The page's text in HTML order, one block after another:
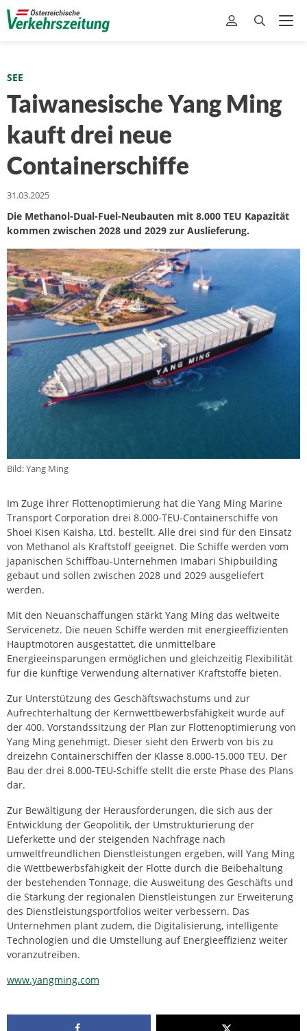
SEE
Taiwanesische Yang Ming
kauft drei neue
Containerschiffe
31.03.2025
Die Methanol-Dual-Fuel-Neubauten mit 8.000 TEU Kapazität
kommen zwischen 2028 und 2029 zur Auslieferung.
Bild: Yang Ming
Im Zuge ihrer Flottenoptimierung hat die Yang Ming Marine
Transport Corporation drei 8.000-TEU-Containerschiffe von
Shoei Kisen Kaisha, Ltd. bestellt. Alle drei sind für den Einsatz
von Methanol als Kraftstoff geeignet. Die Schiffe werden vom
japanischen Schiffbau-Unternehmen Imabari Shipbuilding
gebaut und sollen zwischen 2028 und 2029 ausgeliefert
werden.
Mit den Neuanschaffungen stärkt Yang Ming das weltweite
Servicenetz. Die neuen Schiffe werden mit energieeffizienten
Hauptmotoren ausgestattet, die unmittelbare
Energieeinsparungen ermöglichen und gleichzeitig Flexibilität
für die künftige Verwendung alternativer Kraftstoffe bieten.
Zur Unterstützung des Geschäftswachstums und zur
Aufrechterhaltung der Kernwettbewerbsfähigkeit wurde auf
der 400. Vorstandssitzung der Plan zur Flottenoptimierung von
Yang Ming genehmigt. Dieser sieht den Erwerb von bis zu
dreizehn Containerschiffen der Klasse 8.000-15.000 TEU. Der
Bau der drei 8.000-TEU-Schiffe stellt die erste Phase des Plans
dar.
Zur Bewältigung der Herausforderungen, die sich aus der
Entwicklung der Geopolitik, der Umstrukturierung der
Lieferkette und der steigenden Nachfrage nach
umweltfreundlichen Dienstleistungen ergeben, will Yang Ming
die Wettbewerbsfähigkeit der Flotte durch die Beibehaltung
der bestehenden Tonnage, die Ausweitung des Geschäfts und
die Stärkung der regionalen Dienstleistungen zur Erweiterung
des Dienstleistungsportfolios weiter verbessern. Das
Unternehmen plant zudem, die Digitalisierung, intelligente
Technologien und die Umstellung auf Energieeffizienz weiter
voranzutreiben.
www.yangming.com